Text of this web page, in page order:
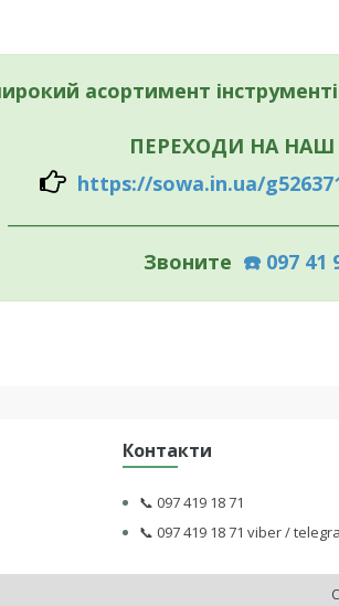
асортимент
ПЕРЕХОДИ НА НАШ
https://sowa.in.ua/
Звоните ☎️ 097 41
Контакти
📞 097 419 18 71
📞 097 419 18 71 viber /